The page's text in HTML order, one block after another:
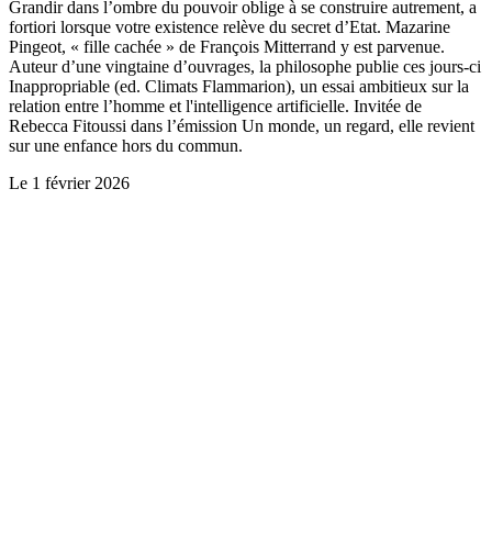
Grandir dans l’ombre du pouvoir oblige à se construire autrement, a
fortiori lorsque votre existence relève du secret d’Etat. Mazarine
Pingeot, « fille cachée » de François Mitterrand y est parvenue.
Auteur d’une vingtaine d’ouvrages, la philosophe publie ces jours-ci
Inappropriable (ed. Climats Flammarion), un essai ambitieux sur la
relation entre l’homme et l'intelligence artificielle. Invitée de
Rebecca Fitoussi dans l’émission Un monde, un regard, elle revient
sur une enfance hors du commun.
Le 1 février 2026